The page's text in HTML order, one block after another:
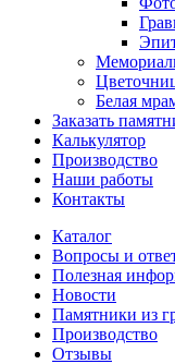
Белая
Заказать
Калькулятор
Производство
Наши работы
Контакты
Каталог
Вопросы и
Полезная
Новости
Памятники из
Производство
Отзывы